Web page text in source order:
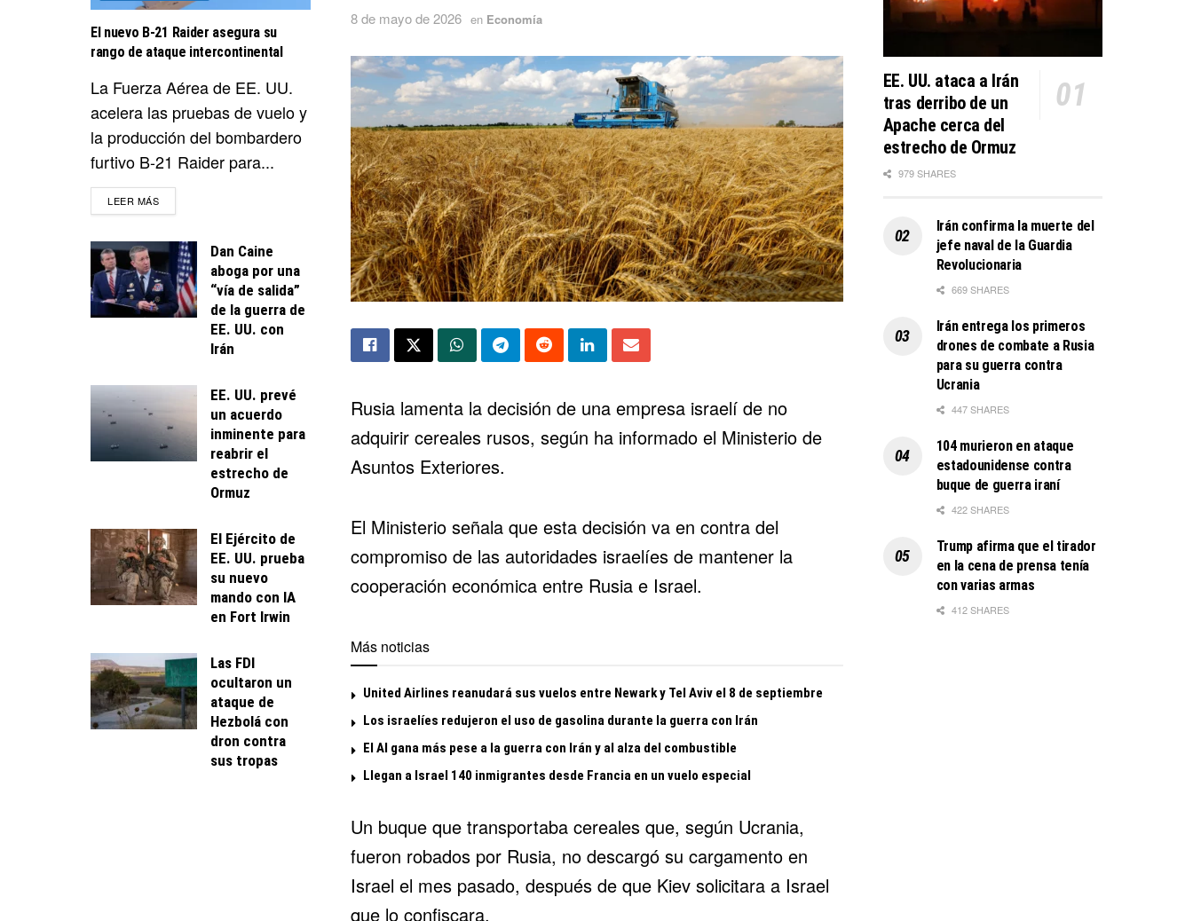
8 de mayo de 2026 en Economía
Rusia lamenta la decisión de una empresa israelí de no
adquirir cereales rusos, según ha informado el Ministerio de
Asuntos Exteriores.
El Ministerio señala que esta decisión va en contra del
compromiso de las autoridades israelíes de mantener la
cooperación económica entre Rusia e Israel.
Más noticias
United Airlines reanudará sus vuelos entre Newark y Tel Aviv el 8 de septiembre
Los israelíes redujeron el uso de gasolina durante la guerra con Irán
El Al gana más pese a la guerra con Irán y al alza del combustible
Llegan a Israel 140 inmigrantes desde Francia en un vuelo especial
Un buque que transportaba cereales que, según Ucrania,
fueron robados por Rusia, no descargó su cargamento en
Israel el mes pasado, después de que Kiev solicitara a Israel
que lo confiscara.
El nuevo B-21 Raider asegura su
rango de ataque intercontinental
La Fuerza Aérea de EE. UU.
acelera las pruebas de vuelo y
la producción del bombardero
furtivo B-21 Raider para...
LEER MÁSDETAILS
Dan Caine
aboga por una
“vía de salida”
de la guerra de
EE. UU. con
Irán
EE. UU. prevé
un acuerdo
inminente para
reabrir el
estrecho de
Ormuz
El Ejército de
EE. UU. prueba
su nuevo
mando con IA
en Fort Irwin
Las FDI
ocultaron un
ataque de
Hezbolá con
dron contra
sus tropas
EE. UU. ataca a Irán
tras derribo de un
Apache cerca del
estrecho de Ormuz
979 SHARES
Irán confirma la muerte del
jefe naval de la Guardia
Revolucionaria
669 SHARES
Irán entrega los primeros
drones de combate a Rusia
para su guerra contra
Ucrania
447 SHARES
104 murieron en ataque
estadounidense contra
buque de guerra iraní
422 SHARES
Trump afirma que el tirador
en la cena de prensa tenía
con varias armas
412 SHARES